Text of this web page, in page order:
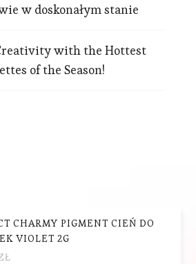
w doskonałym stanie
with the Hottest
of the Season!
CHARMY PIGMENT CIEŃ DO
VIOLET 2G